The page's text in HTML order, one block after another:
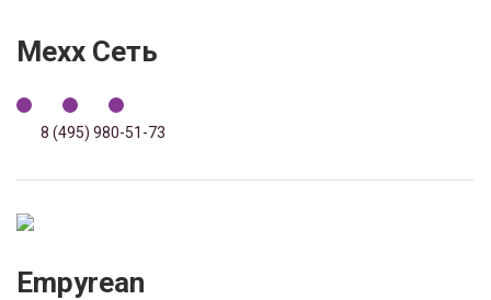
Mexx Сеть
8 (495) 980-51-73
Empyrean